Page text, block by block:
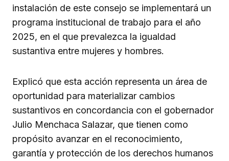
instalación de este consejo se implementará un
programa institucional de trabajo para el año
2025, en el que prevalezca la igualdad
sustantiva entre mujeres y hombres.
Explicó que esta acción representa un área de
oportunidad para materializar cambios
sustantivos en concordancia con el gobernador
Julio Menchaca Salazar, que tienen como
propósito avanzar en el reconocimiento,
garantía y protección de los derechos humanos